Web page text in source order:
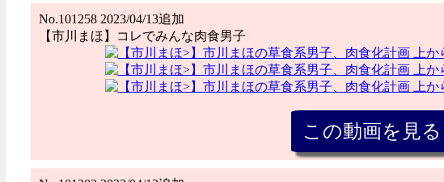
No.101258 2023/04/13追加
【市川まほ】コレでみんな肉食男子